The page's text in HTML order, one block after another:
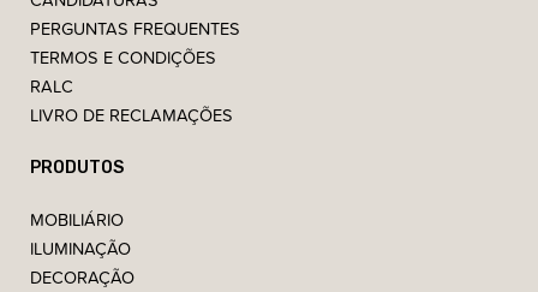
PERGUNTAS FREQUENTES
TERMOS E CONDIÇÕES
RALC
LIVRO DE RECLAMAÇÕES
PRODUTOS
MOBILIÁRIO
ILUMINAÇÃO
DECORAÇÃO